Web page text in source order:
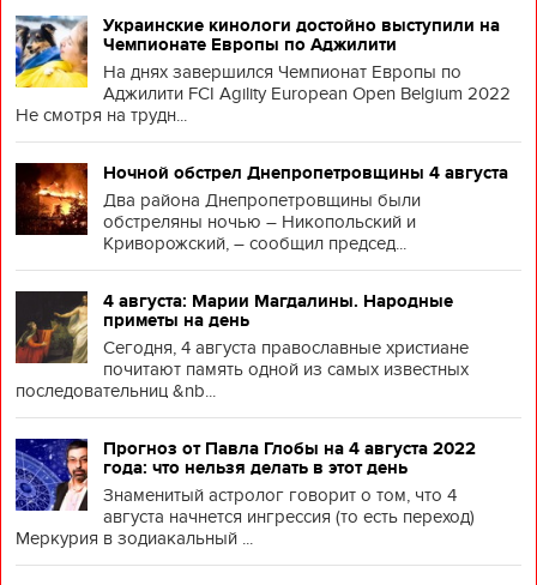
Украинские кинологи достойно выступили на
Чемпионате Европы по Аджилити
На днях завершился Чемпионат Европы по
Аджилити FCI Agility European Open Belgium 2022
Не смотря на трудн...
Ночной обстрел Днепропетровщины 4 августа
Два района Днепропетровщины были
обстреляны ночью – Никопольский и
Криворожский, – сообщил председ...
4 августа: Марии Магдалины. Народные
приметы на день
Сегодня, 4 августа православные христиане
почитают память одной из самых известных
последовательниц &nb...
Прогноз от Павла Глобы на 4 августа 2022
года: что нельзя делать в этот день
Знаменитый астролог говорит о том, что 4
августа начнется ингрессия (то есть переход)
Меркурия в зодиакальный ...